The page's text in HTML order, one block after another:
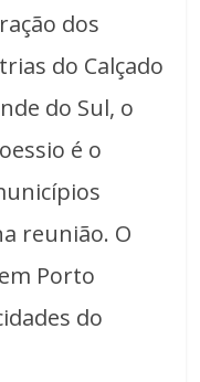
dos
do Calçado
do Sul, o
é o
reunião. O
Porto
do